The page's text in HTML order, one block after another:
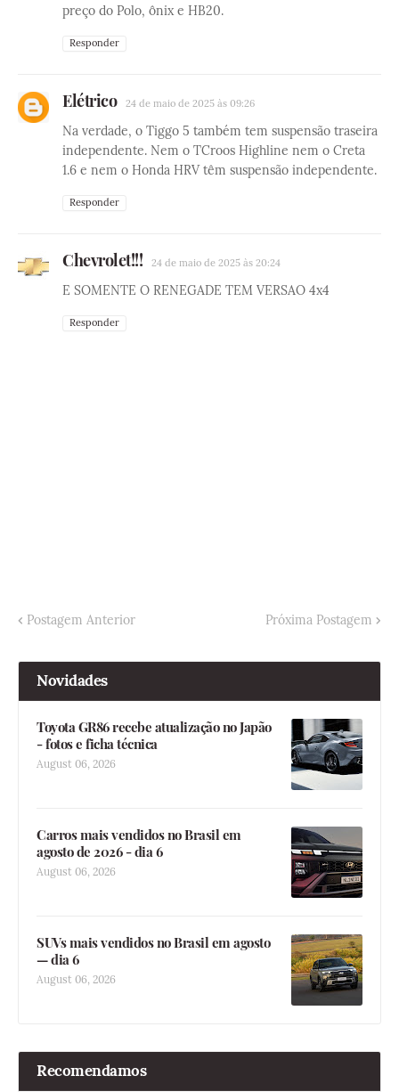
preço do Polo, ônix e HB20.
Responder
Elétrico 24 de maio de 2025 às 09:26
Na verdade, o Tiggo 5 também tem suspensão traseira
independente. Nem o TCroos Highline nem o Creta
1.6 e nem o Honda HRV têm suspensão independente.
Responder
Chevrolet!!! 24 de maio de 2025 às 20:24
E SOMENTE O RENEGADE TEM VERSAO 4x4
Responder
Postagem Anterior Próxima Postagem
Novidades
Toyota GR86 recebe atualização no Japão
- fotos e ficha técnica
August 06, 2026
Carros mais vendidos no Brasil em
agosto de 2026 - dia 6
August 06, 2026
SUVs mais vendidos no Brasil em agosto
— dia 6
August 06, 2026
Recomendamos